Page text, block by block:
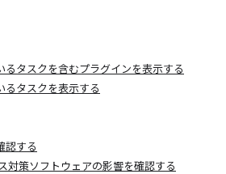
るタスクを含むプラグインを表示する
るタスクを表示する
認する
対策ソフトウェアの影響を確認する